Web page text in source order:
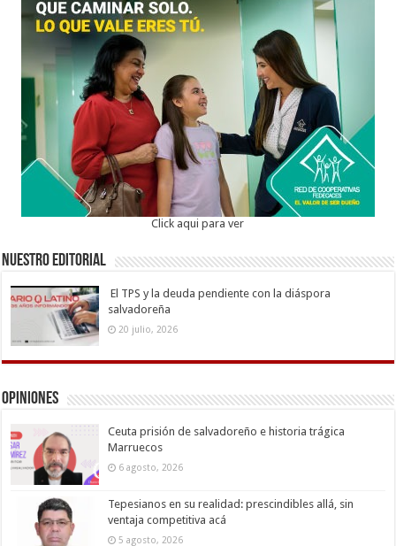
Click aqui para ver
Nuestro Editorial
El TPS y la deuda pendiente con la diáspora
salvadoreña
20 julio, 2026
Opiniones
Ceuta prisión de salvadoreño e historia trágica
Marruecos
6 agosto, 2026
Tepesianos en su realidad: prescindibles allá, sin
ventaja competitiva acá
5 agosto, 2026